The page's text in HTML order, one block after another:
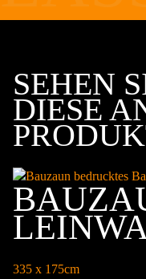
SEHEN
DIESE
335 x 175cm